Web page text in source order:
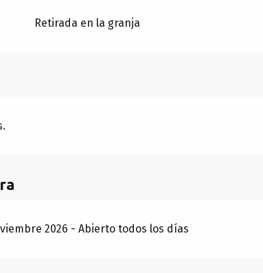
Retirada en la granja
2026 - Abierto todos los días